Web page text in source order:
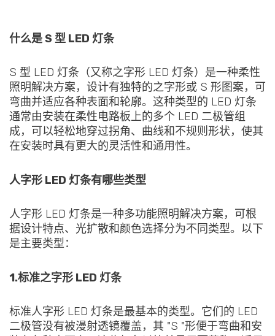
什么是 S 型 LED 灯条
S 型 LED 灯条（又称之字形 LED 灯条）是一种柔性
照明解决方案，设计有独特的之字形或 S 形图案，可
弯曲并适应各种表面和轮廓。这种类型的 LED 灯条
通常由安装在柔性电路板上的多个 LED 二极管组
成，可以轻松地穿过拐角、曲线和不规则形状，使其
在安装时具有更大的灵活性和通用性。
人字形 LED 灯条有哪些类型
人字形 LED 灯条是一种多功能照明解决方案，可根
据设计特点、光扩散和颜色选择分为不同类型。以下
是主要类型：
1.标准之字形 LED 灯条
标准人字形 LED 灯条是最基本的类型。它们的 LED
二极管没有被漫射透镜覆盖，其 "S "形便于弯曲和安